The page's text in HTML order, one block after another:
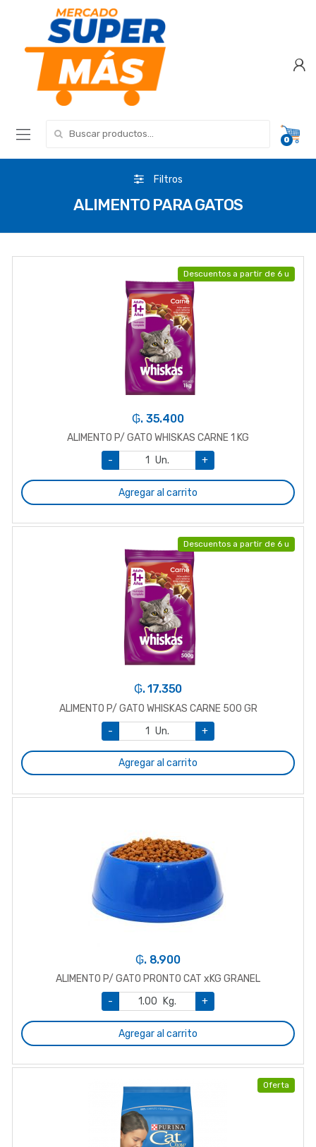
0
Filtros
ALIMENTO PARA GATOS
Descuentos a partir de 6 u
₲. 35.400
ALIMENTO P/ GATO WHISKAS CARNE 1 KG
-
Un. +
Agregar al carrito
Descuentos a partir de 6 u
₲. 17.350
ALIMENTO P/ GATO WHISKAS CARNE 500 GR
-
Un. +
Agregar al carrito
₲. 8.900
ALIMENTO P/ GATO PRONTO CAT xKG GRANEL
-
Kg. +
Agregar al carrito
Oferta